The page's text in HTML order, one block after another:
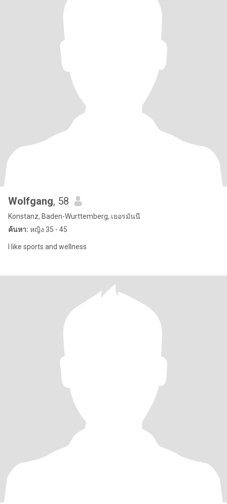
Wolfgang, 58
Konstanz, Baden-Wurttemberg, เยอรมันนี
ค้นหา: หญิง 35 - 45
I like sports and wellness